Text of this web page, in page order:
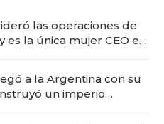
las operaciones de
es la única mujer CEO en
a la Argentina con su
un imperio